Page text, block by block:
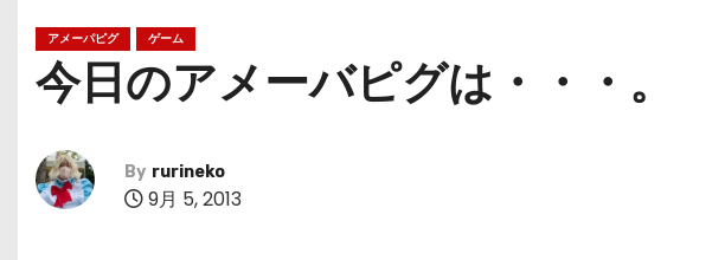
アメーパピグ ゲーム
今日のアメーバピグは・・・。
By rurineko
9月 5, 2013